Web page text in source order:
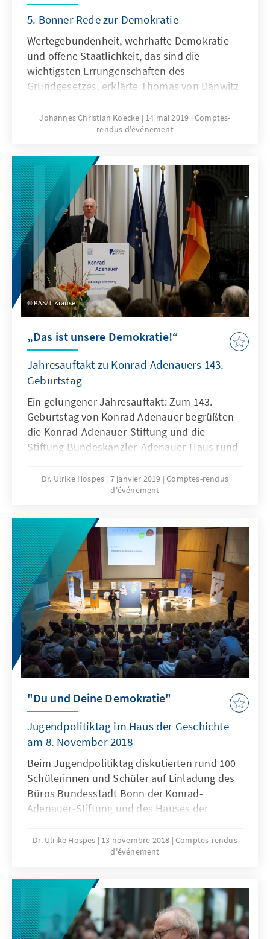
5. Bonner Rede zur Demokratie
Wertegebundenheit, wehrhafte Demokratie
und offene Staatlichkeit, das sind die
wichtigsten Errungenschaften des
Grundgesetzes, erklärte Thomas von Danwitz
geschichtsträchtigen Redoute.
Johannes Christian Koecke 14 mai 2019 Comptes-
rendus d'événement
KAS/T. Krause
„Das ist unsere Demokratie!“
Jahresauftakt zu Konrad Adenauers 143.
Geburtstag
Ein gelungener Jahresauftakt: Zum 143.
Geburtstag von Konrad Adenauer begrüßten
die Konrad-Adenauer-Stiftung und die
Stiftung Bundeskanzler-Adenauer-Haus rund
dem Petersberg.
Dr. Ulrike Hospes 7 janvier 2019 Comptes-rendus
d'événement
"Du und Deine Demokratie"
Jugendpolitiktag im Haus der Geschichte
am 8. November 2018
Beim Jugendpolitiktag diskutierten rund 100
Schülerinnen und Schüler auf Einladung des
Büros Bundesstadt Bonn der Konrad-
Adenauer-Stiftung und des Hauses der
und Deine Demokratie".
Dr. Ulrike Hospes 13 novembre 2018 Comptes-rendus
d'événement